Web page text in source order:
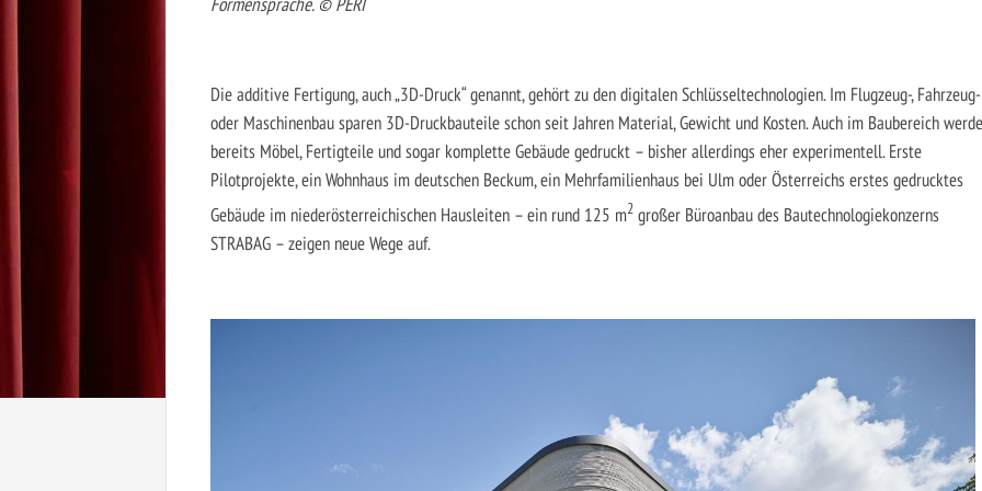
Die additive Fertigung, auch „3D-Druck“ genannt, gehört zu den digitalen Schlüsseltechnologien. Im Flugzeug-, Fahrzeug-
oder Maschinenbau sparen 3D-Druckbauteile schon seit Jahren Material, Gewicht und Kosten. Auch im Baubereich
bereits Möbel, Fertigteile und sogar komplette Gebäude gedruckt – bisher allerdings eher experimentell. Erste
Pilotprojekte, ein Wohnhaus im deutschen Beckum, ein Mehrfamilienhaus bei Ulm oder Österreichs erstes gedrucktes
Gebäude im niederösterreichischen Hausleiten – ein rund 125 m2 großer Büroanbau des Bautechnologiekonzerns
STRABAG – zeigen neue Wege auf.